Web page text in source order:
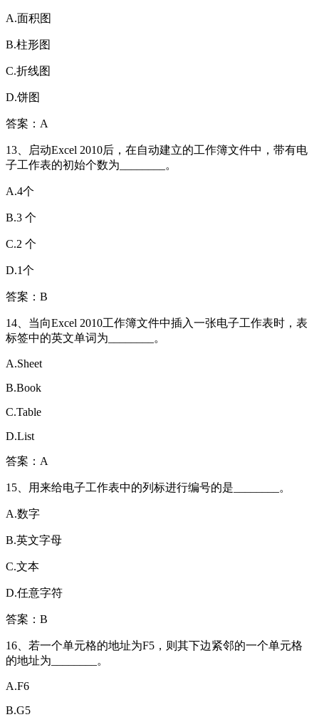
A.面积图
B.柱形图
C.折线图
D.饼图
答案：A
13、启动Excel 2010后，在自动建立的工作簿文件中，带有电
子工作表的初始个数为________。
A.4个
B.3 个
C.2 个
D.1个
答案：B
14、当向Excel 2010工作簿文件中插入一张电子工作表时，表
标签中的英文单词为________。
A.Sheet
B.Book
C.Table
D.List
答案：A
15、用来给电子工作表中的列标进行编号的是________。
A.数字
B.英文字母
C.文本
D.任意字符
答案：B
16、若一个单元格的地址为F5，则其下边紧邻的一个单元格
的地址为________。
A.F6
B.G5